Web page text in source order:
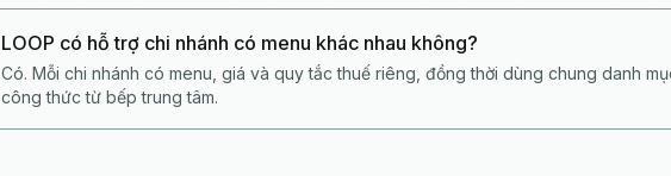
LOOP có hỗ trợ chi nhánh có menu khác nhau không?
Có. Mỗi chi nhánh có menu, giá và quy tắc thuế riêng, đồng thời dùng chung danh
công thức từ bếp trung tâm.